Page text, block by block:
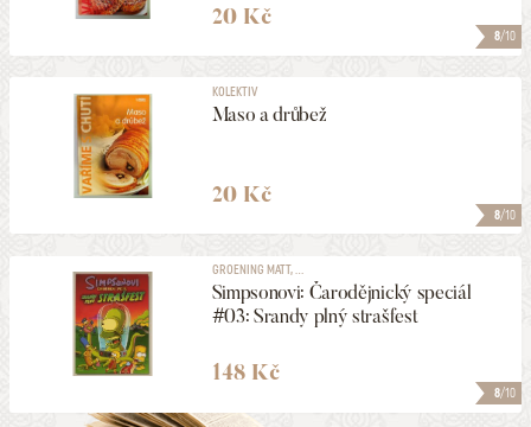
8/10
20 Kč
8/10
KOLEKTIV
Maso a drůbež
20 Kč
8/10
GROENING MATT, ...
Simpsonovi: Čarodějnický speciál
#03: Srandy plný strašfest
148 Kč